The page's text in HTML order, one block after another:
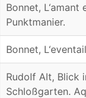
Bonnet, L‘amant
Punktmanier.
Bonnet,
Rudolf Alt, Blick
Schloßgarten.